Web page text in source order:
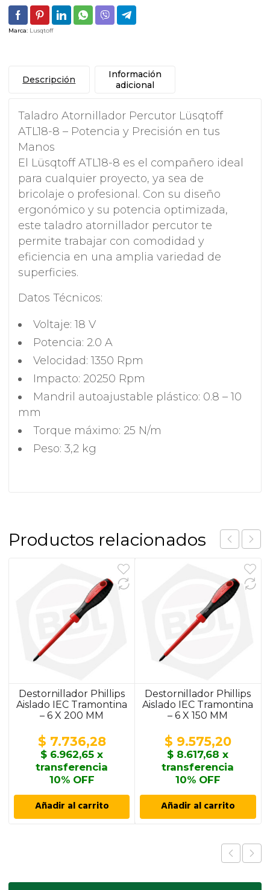
Marca: Lusqtoff
Descripción
Información
adicional
Taladro Atornillador Percutor Lüsqtoff
ATL18-8 – Potencia y Precisión en tus
Manos
El Lüsqtoff ATL18-8 es el compañero ideal
para cualquier proyecto, ya sea de
bricolaje o profesional. Con su diseño
ergonómico y su potencia optimizada,
este taladro atornillador percutor te
permite trabajar con comodidad y
eficiencia en una amplia variedad de
superficies.
Datos Técnicos:
Voltaje: 18 V
Potencia: 2.0 A
Velocidad: 1350 Rpm
Impacto: 20250 Rpm
Mandril autoajustable plástico: 0.8 – 10
mm
Torque máximo: 25 N/m
Peso: 3,2 kg
Productos relacionados
Destornillador Phillips
Aislado IEC Tramontina
– 6 X 200 MM
$ 7.736,28
$ 6.962,65 x
transferencia
10% OFF
Añadir al carrito
Destornillador Phillips
Aislado IEC Tramontina
– 6 X 150 MM
$ 9.575,20
$ 8.617,68 x
transferencia
10% OFF
Añadir al carrito